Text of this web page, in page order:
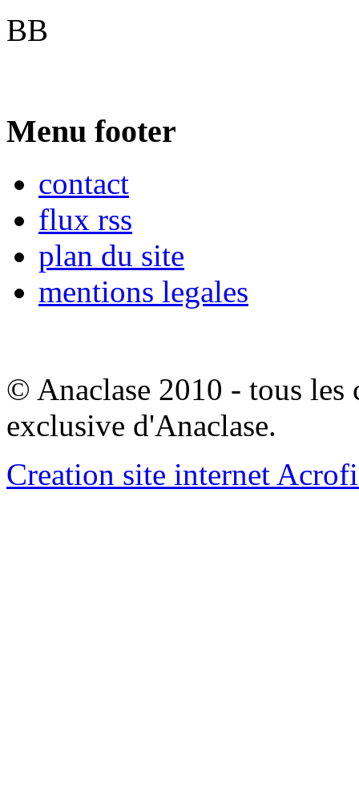
BB
Menu footer
contact
flux rss
plan du site
mentions legales
© Anaclase 2010 - tous les
exclusive d'Anaclase.
Creation site internet